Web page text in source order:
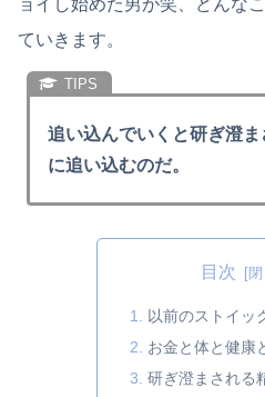
ョイし始めた男が笑、どんな
ていきます。
追い込んでいくと研ぎ澄
に追い込むのだ。
目次
以前のストイッ
お金と体と健康
研ぎ澄まされる